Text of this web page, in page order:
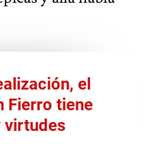
el
Fierro tiene
virtudes